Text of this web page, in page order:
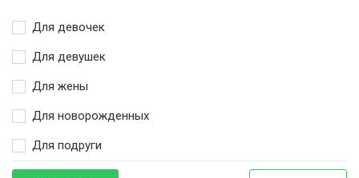
Для девочек
Для девушек
Для жены
Для новорожденных
Для подруги